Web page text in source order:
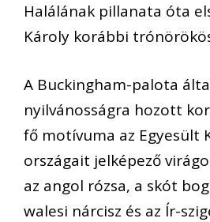
Halálának pillanata óta
Károly korábbi
A Buckingham-palota
nyilvánosságra hozott
fő motívuma az Egyesült
országait jelképező
az angol rózsa, a skót
walesi nárcisz és az Ír-